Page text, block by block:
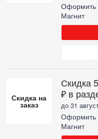
Оформить
Магнит
Скидка на
заказ
Скидка
₽ в
до 31
Оформить
Магнит